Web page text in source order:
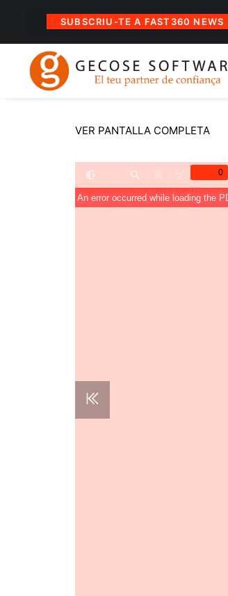
SUBSCRIU-TE A FAST360 NEWS
VER PANTALLA COMPLETA